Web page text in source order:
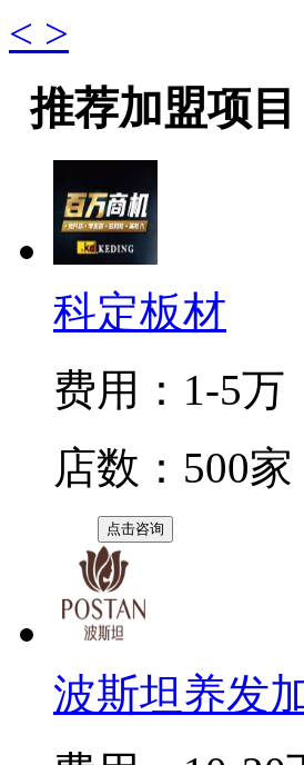
< >
推荐加盟项目
科定板材
费用：1-5万
店数：500家
点击咨询
波斯坦养发